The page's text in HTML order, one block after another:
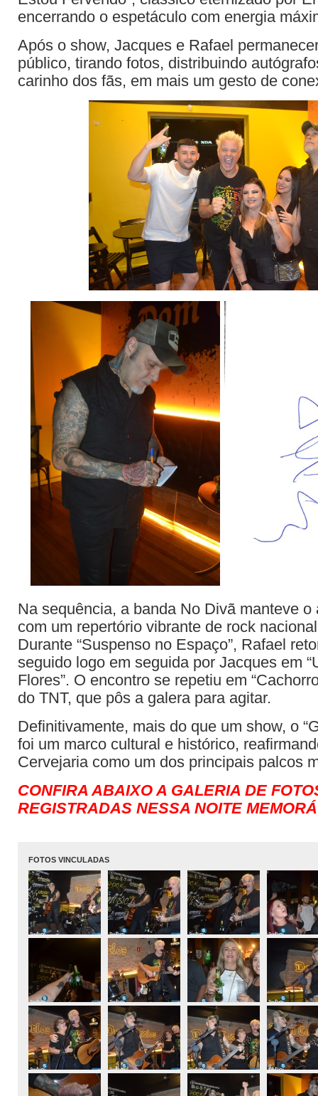
encerrando o espetáculo com energia
Após o show, Jacques e Rafael
público, tirando fotos, distribuindo
carinho dos fãs, em mais um gesto de
Na sequência, a banda No Divã manteve
com um repertório vibrante de rock
Durante “Suspenso no Espaço”, Rafael
seguido logo em seguida por Jacques em
Flores”. O encontro se repetiu em
do TNT, que pôs a galera para agitar.
Definitivamente, mais do que um show, o
foi um marco cultural e histórico,
Cervejaria como um dos principais palcos
CONFIRA ABAIXO A GALERIA DE
REGISTRADAS NESSA NOITE
FOTOS VINCULADAS